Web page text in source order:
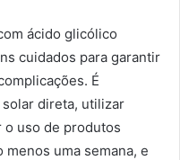
ácido glicólico
cuidados para garantir
É
direta, utilizar
uso de produtos
uma semana, e